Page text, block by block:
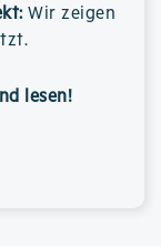
: Wir zeigen
lesen!